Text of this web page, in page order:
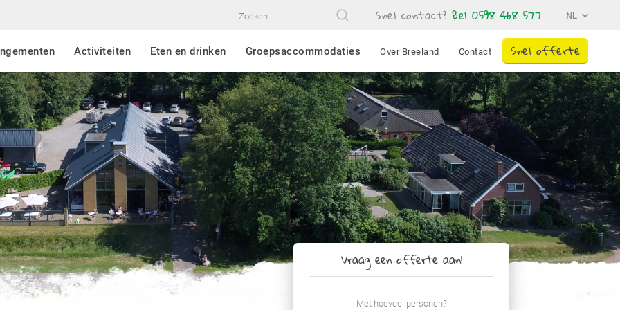
Snel contact? Bel 0598 468 577 NL
Activiteiten Eten en drinken Groepsaccommodaties Over Breeland Contact Snel offerte
Vraag een offerte aan!
Met hoeveel personen?